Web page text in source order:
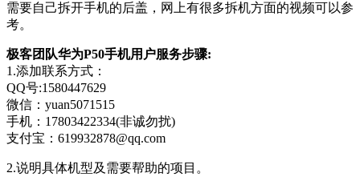
需要自己拆开手机的后盖，网上有很多拆机方面的视频可以参
考。
极客团队华为P50手机用户服务步骤:
1.添加联系方式：
QQ号:1580447629
微信：yuan5071515
手机：17803422334(非诚勿扰)
支付宝：619932878@qq.com
2.说明具体机型及需要帮助的项目。